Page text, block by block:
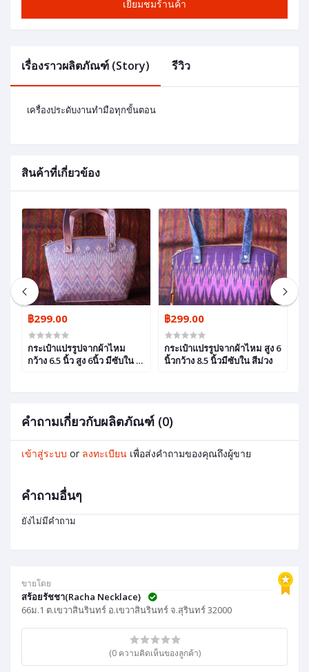
เยี่ยมชมร้านค้า
ขายโดย
สร้อยรัชชา(Racha Necklace)
66ม.1 ต.เขวาสินรินทร์ อ.เขวาสินรินทร์ จ.สุรินทร์ 32000
(0 ความคิดเห็นของลูกค้า)
เรื่องราวผลิตภัณฑ์ (Story) รีวิว
เครื่องประดับงานทำมือทุกขั้นตอน
สินค้าที่เกี่ยวข้อง
฿299.00
กระเป๋าแปรรูปจากผ้าไหม
กว้าง 6.5 นิ้ว สูง 6นิ้ว มีซับใน สี
฿299.00
กระเป๋าแปรรูปจากผ้าไหม สูง 6
นิ้วกว้าง 8.5 นิ้วมีซับใน สีม่วง
คำถามเกี่ยวกับผลิตภัณฑ์ (0)
เข้าสู่ระบบ or ลงทะเบียน เพื่อส่งคำถามของคุณถึงผู้ขาย
คำถามอื่นๆ
ยังไม่มีคำถาม